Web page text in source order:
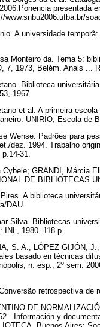
presentada
www.snbu2006.ufba.br/
A universidade
Monteiro da. Tema 5:
7, 1973, Belém. Anais ...
Biblioteca
1967.
et al. A primeira
UNIRIO; Escola de
Wense. Padrões para
dez. 1994. Trabalho
31.
Cybele; GRANDI, Márcia
DE BIBLIOTECAS
A biblioteca
DAU.
Silva. Bibliotecas
INL, 1980. 118 p.
S. A.; LÓPEZ GIJÓN,
basado en técnicas
n. esp., 2º sem.
retrospectiva de
DE
- Información y
Buenos Aires: